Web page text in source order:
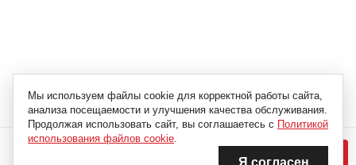
4 186 Р
Мы используем файлы cookie для корректной работы сайта,
анализа посещаемости и улучшения качества обслуживания.
Продолжая использовать сайт, вы соглашаетесь с Политикой
использования файлов cookie.
Я согласен